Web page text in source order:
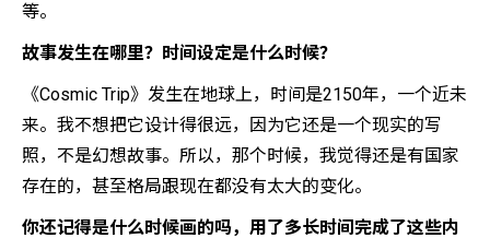
等。
故事发生在哪里？时间设定是什么时候？
《Cosmic Trip》发生在地球上，时间是2150年，一个近未
来。我不想把它设计得很远，因为它还是一个现实的写
照，不是幻想故事。所以，那个时候，我觉得还是有国家
存在的，甚至格局跟现在都没有太大的变化。
你还记得是什么时候画的吗，用了多长时间完成了这些内